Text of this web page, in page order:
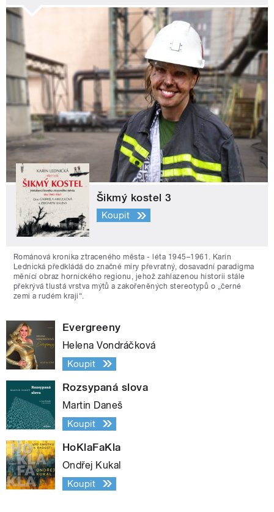
Šikmý kostel 3
Koupit
Románová kronika ztraceného města - léta 1945–1961. Karin
Lednická předkládá do značné míry převratný, dosavadní paradigma
měnící obraz hornického regionu, jehož zahlazenou historii stále
překrývá tlustá vrstva mýtů a zakořeněných stereotypů o „černé
zemi a rudém kraji“.
Evergreeny
Helena Vondráčková
Koupit
Rozsypaná slova
Martin Daneš
Koupit
HoKlaFaKla
Ondřej Kukal
Koupit